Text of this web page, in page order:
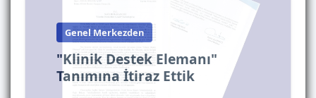
Genel Merkezden
"Klinik Destek Elemanı"
Tanımına İtiraz Ettik